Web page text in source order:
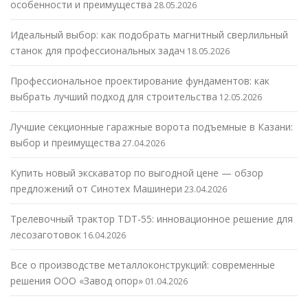
особенности и преимущества 28.05.2026
Идеальный выбор: как подобрать магнитный сверлильный
станок для профессиональных задач 18.05.2026
Профессиональное проектирование фундаментов: как
выбрать лучший подход для строительства 12.05.2026
Лучшие секционные гаражные ворота подъемные в Казани:
выбор и преимущества 27.04.2026
Купить новый экскаватор по выгодной цене — обзор
предложений от Синотех Машинери 23.04.2026
Трелевочный трактор TDT-55: инновационное решение для
лесозаготовок 16.04.2026
Все о производстве металлоконструкций: современные
решения ООО «Завод опор» 01.04.2026